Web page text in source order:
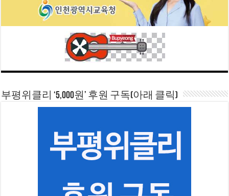
부평위클리 ‘5,000원’ 후원 구독(아래 클릭)